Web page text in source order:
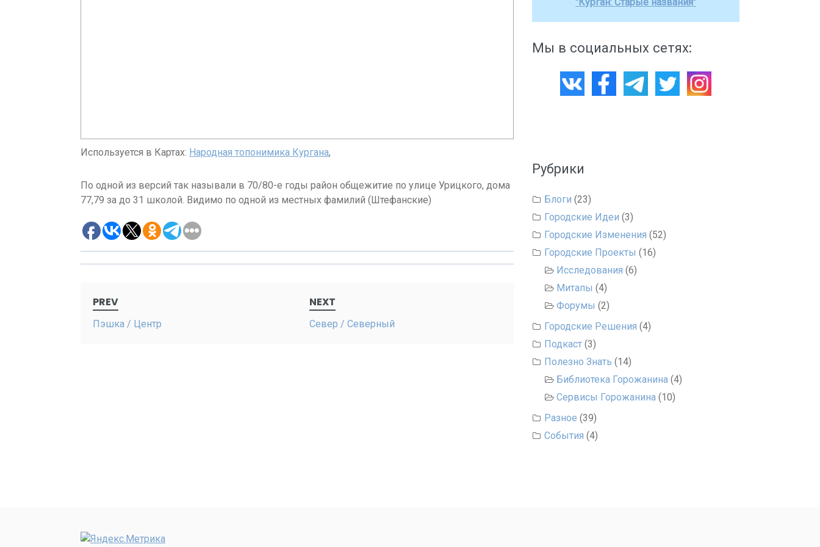
Используется в Картах: Народная топонимика Кургана,
По одной из версий так называли в 70/80-е годы район общежитие по улице Урицкого, дома
77,79 за до 31 школой. Видимо по одной из местных фамилий (Штефанские)
navigation
PREV
Пэшка / Центр
NEXT
Север / Северный
Мы в социальных сетях:
Рубрики
Блоги (23)
Городские Идеи (3)
Городские Изменения (52)
Городские Проекты (16)
Исследования (6)
Митапы (4)
Форумы (2)
Городские Решения (4)
Подкаст (3)
Полезно Знать (14)
Библиотека Горожанина (4)
Сервисы Горожанина (10)
Разное (39)
События (4)